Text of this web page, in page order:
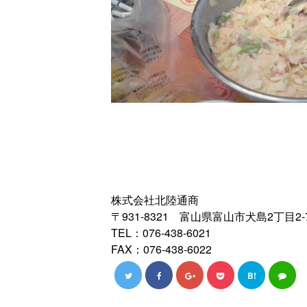
株式会社北陸通商
〒931-8321 富山県富山市犬島2丁目
TEL：076-438-6021
FAX：076-438-6022
B!